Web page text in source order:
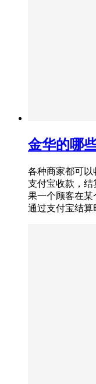
金华的哪
各种商家都可
支付宝收款，结
果一个顾客在某
通过支付宝结算